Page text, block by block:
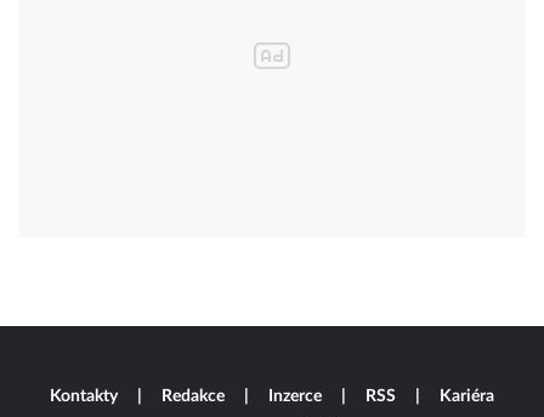
Kontakty Redakce Inzerce RSS Kariéra